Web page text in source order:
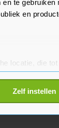
te
en
locatie, die
op
verwerkt
de
Zelf instellen